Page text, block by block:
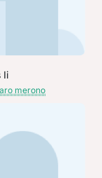
Ii
merono